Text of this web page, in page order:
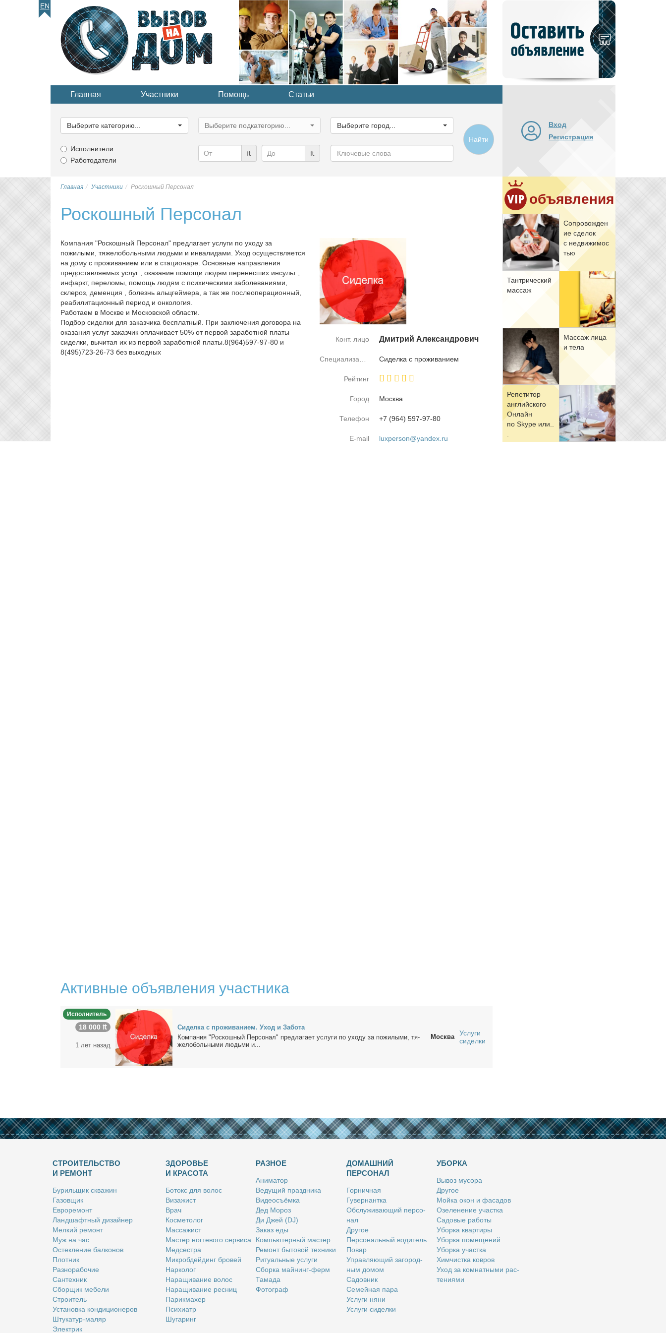
EN
объявление
Главная Участники Помощь Статьи
категорию...
Выберите категорию...
категорию...
Выберите подкатегорию...
город...
Выберите город...
Исполнители
Работодатели
₶ ₶
Ключевые
слова
Найти
Вход
Регистрация
объявления
Со­про­вож­де­н
ие сде­лок
с недви­жи­мо­с
тью
Тан­три­че­ский
мас­саж
Мас­саж ли­ца
и те­ла
Ре­пе­ти­тор
ан­глий­ско­го
Он­лайн
по Skype или..
Главная Участники Роскошный Персонал
Роскошный Персонал
Компания "Роскошный Персонал" предлагает услуги по уходу за
пожилыми, тяжелобольными людьми и инвалидами. Уход осуществляется
на дому с проживанием или в стационаре. Основные направления
предоставляемых услуг , оказание помощи людям перенесших инсульт ,
инфаркт, переломы, помощь людям с психическими заболеваниями,
склероз, деменция , болезнь альцгеймера, а так же послеоперационный,
реабилитационный период и онкология.
Работаем в Москве и Московской области.
Подбор сиделки для заказчика бесплатный. При заключения договора на
оказания услуг заказчик оплачивает 50% от первой заработной платы
сиделки, вычитая их из первой заработной платы.8(964)597-97-80 и
8(495)723-26-73 без выходных
Конт. лицо Дмит­рий Алек­сан­дро­вич
Специализация Си­дел­ка с про­жи­ва­ни­ем
Рейтинг
Город Москва
Телефон +7 (964) 597-97-80
E-mail luxperson@yandex.ru
Активные объявления участника
Исполнитель
18 000 ₶
1 лет назад
Си­дел­ка с про­жи­ва­ни­ем. Уход и За­бо­та
Ком­па­ния "Рос­кош­ный Пер­со­нал" пред­ла­га­ет услу­ги по ухо­ду за по­жи­лы­ми, тя­
же­ло­боль­ны­ми людь­ми и...
Москва
Услуги
сиделки
СТРОИТЕЛЬСТВО
И РЕМОНТ
Бу­риль­щик сква­жин
Га­зов­щик
Ев­ро­ре­монт
Ланд­шафт­ный ди­зай­нер
Мел­кий ре­монт
Муж на час
Остек­ле­ние бал­ко­нов
Плот­ник
Раз­но­ра­бо­чие
Сан­тех­ник
Сбор­щик ме­бе­ли
Стро­и­тель
Уста­нов­ка кон­ди­ци­о­не­ров
Шту­ка­тур-ма­ляр
Элек­трик
ЗДОРОВЬЕ
И КРАСОТА
Бо­токс для во­лос
Ви­за­жист
Врач
Кос­ме­то­лог
Мас­са­жист
Ма­стер ног­те­во­го сер­ви­са
Мед­сест­ра
Мик­роб­дей­динг бро­вей
Нар­ко­лог
На­ра­щи­ва­ние во­лос
На­ра­щи­ва­ние рес­ниц
Па­рик­махер
Пси­хи­атр
Шу­га­ринг
РАЗНОЕ
Ани­ма­тор
Ве­ду­щий празд­ни­ка
Ви­део­съём­ка
Дед Мо­роз
Ди Джей (DJ)
За­каз еды
Ком­пью­тер­ный ма­стер
Ре­монт бы­то­вой тех­ни­ки
Ри­ту­аль­ные услу­ги
Сбор­ка май­нинг-ферм
Та­ма­да
Фо­то­граф
ДОМАШНИЙ
ПЕРСОНАЛ
Гор­нич­ная
Гу­вер­нант­ка
Об­слу­жи­ва­ю­щий пер­со­
нал
Дру­гое
Пер­со­наль­ный во­ди­тель
По­вар
Управ­ля­ю­щий за­го­род­
ным до­мом
Са­дов­ник
Се­мей­ная па­ра
Услу­ги ня­ни
Услу­ги си­дел­ки
УБОРКА
Вы­воз му­со­ра
Дру­гое
Мой­ка окон и фа­са­дов
Озе­ле­не­ние участ­ка
Са­до­вые ра­бо­ты
Убор­ка квар­ти­ры
Убор­ка по­ме­ще­ний
Убор­ка участ­ка
Хим­чист­ка ков­ров
Уход за ком­нат­ны­ми рас­
те­ни­я­ми